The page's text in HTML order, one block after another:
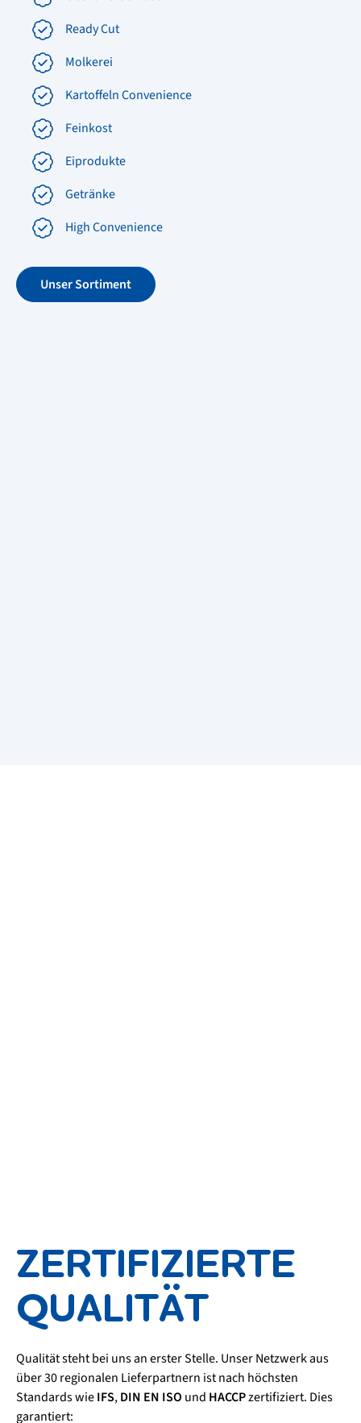
Ready Cut
Molkerei
Kartoffeln Convenience
Feinkost
Eiprodukte
Getränke
High Convenience
Unser Sortiment
ZERTIFIZIERTE
QUALITÄT
Qualität steht bei uns an erster Stelle. Unser Netzwerk aus
über 30 regionalen Lieferpartnern ist nach höchsten
Standards wieIFS,DIN EN ISO und HACCPzertifiziert. Dies
garantiert: